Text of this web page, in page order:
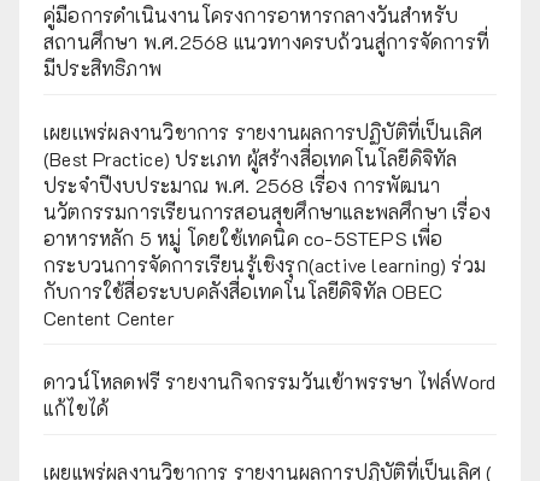
คู่มือการดำเนินงานโครงการอาหารกลางวันสำหรับ
สถานศึกษา พ.ศ.2568 แนวทางครบถ้วนสู่การจัดการที่
มีประสิทธิภาพ
เผยเเพร่ผลงานวิชาการ รายงานผลการปฏิบัติที่เป็นเลิศ
(Best Practice) ประเภท ผู้สร้างสื่อเทคโนโลยีดิจิทัล
ประจำปีงบประมาณ พ.ศ. 2568 เรื่อง การพัฒนา
นวัตกรรมการเรียนการสอนสุขศึกษาและพลศึกษา เรื่อง
อาหารหลัก 5 หมู่ โดยใช้เทคนิค co-5STEPS เพื่อ
กระบวนการจัดการเรียนรู้เชิงรุก(active learning) ร่วม
กับการใช้สื่อระบบคลังสื่อเทคโนโลยีดิจิทัล OBEC
Centent Center
ดาวน์โหลดฟรี รายงานกิจกรรมวันเข้าพรรษา ไฟล์Word
แก้ไขได้
เผยแพร่ผลงานวิชาการ รายงานผลการปฏิบัติที่เป็นเลิศ (